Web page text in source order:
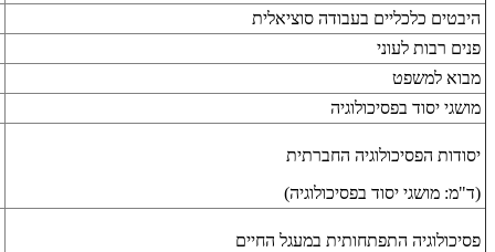
היבטים כלכליים בעבודה סוציאלית
פנים רבות לעוני
מבוא למשפט
מושגי יסוד בפסיכולוגיה
יסודות הפסיכולוגיה החברתית
(ד"מ: מושגי יסוד בפסיכולוגיה)
פסיכולוגיה התפתחותית במעגל החיים